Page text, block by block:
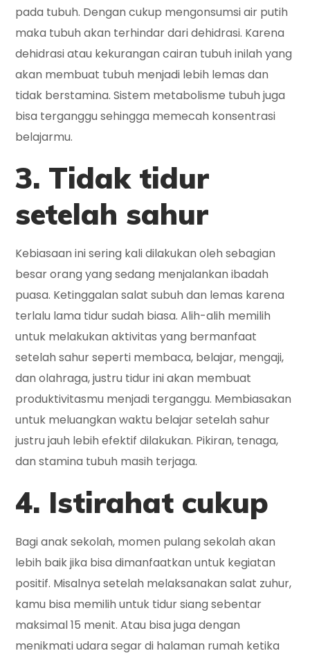
pada tubuh. Dengan cukup mengonsumsi air putih
maka tubuh akan terhindar dari dehidrasi. Karena
dehidrasi atau kekurangan cairan tubuh inilah yang
akan membuat tubuh menjadi lebih lemas dan
tidak berstamina. Sistem metabolisme tubuh juga
bisa terganggu sehingga memecah konsentrasi
belajarmu.
3. Tidak tidur
setelah sahur
Kebiasaan ini sering kali dilakukan oleh sebagian
besar orang yang sedang menjalankan ibadah
puasa. Ketinggalan salat subuh dan lemas karena
terlalu lama tidur sudah biasa. Alih-alih memilih
untuk melakukan aktivitas yang bermanfaat
setelah sahur seperti membaca, belajar, mengaji,
dan olahraga, justru tidur ini akan membuat
produktivitasmu menjadi terganggu. Membiasakan
untuk meluangkan waktu belajar setelah sahur
justru jauh lebih efektif dilakukan. Pikiran, tenaga,
dan stamina tubuh masih terjaga.
4. Istirahat cukup
Bagi anak sekolah, momen pulang sekolah akan
lebih baik jika bisa dimanfaatkan untuk kegiatan
positif. Misalnya setelah melaksanakan salat zuhur,
kamu bisa memilih untuk tidur siang sebentar
maksimal 15 menit. Atau bisa juga dengan
menikmati udara segar di halaman rumah ketika